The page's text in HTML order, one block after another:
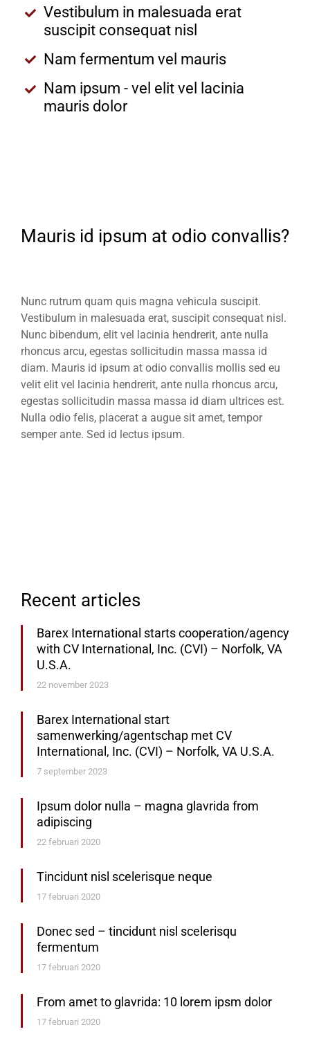
Vestibulum in malesuada erat
suscipit consequat nisl
Nam fermentum vel mauris
Nam ipsum - vel elit vel lacinia
mauris dolor
Mauris id ipsum at odio convallis?
Nunc rutrum quam quis magna vehicula suscipit.
Vestibulum in malesuada erat, suscipit consequat nisl.
Nunc bibendum, elit vel lacinia hendrerit, ante nulla
rhoncus arcu, egestas sollicitudin massa massa id
diam. Mauris id ipsum at odio convallis mollis sed eu
velit elit vel lacinia hendrerit, ante nulla rhoncus arcu,
egestas sollicitudin massa massa id diam ultrices est.
Nulla odio felis, placerat a augue sit amet, tempor
semper ante. Sed id lectus ipsum.
Recent articles
Barex International starts cooperation/agency
with CV International, Inc. (CVI) – Norfolk, VA
U.S.A.
22 november 2023
Barex International start
samenwerking/agentschap met CV
International, Inc. (CVI) – Norfolk, VA U.S.A.
7 september 2023
Ipsum dolor nulla – magna glavrida from
adipiscing
22 februari 2020
Tincidunt nisl scelerisque neque
17 februari 2020
Donec sed – tincidunt nisl scelerisqu
fermentum
17 februari 2020
From amet to glavrida: 10 lorem ipsm dolor
17 februari 2020